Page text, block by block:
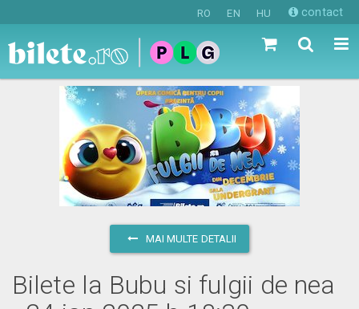
RO EN HU contact
MAI MULTE DETALII
Bilete la Bubu si fulgii de nea